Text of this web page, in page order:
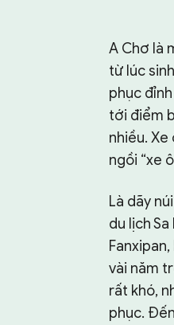
A Chơ là
từ lúc
phục
tới điểm
nhiều.
ngồi “xe
Là dãy
du lịch
vài năm
rất khó,
phục.